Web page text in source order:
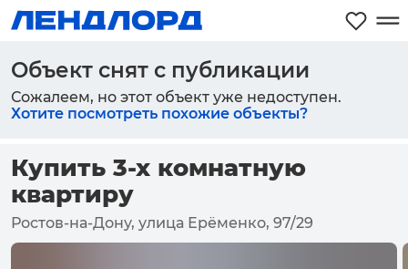
Объект снят с публикации
Сожалеем, но этот объект уже недоступен.
Хотите посмотреть похожие объекты?
Купить 3-х комнатную
квартиру
Ростов-на-Дону, улица Ерёменко, 97/29